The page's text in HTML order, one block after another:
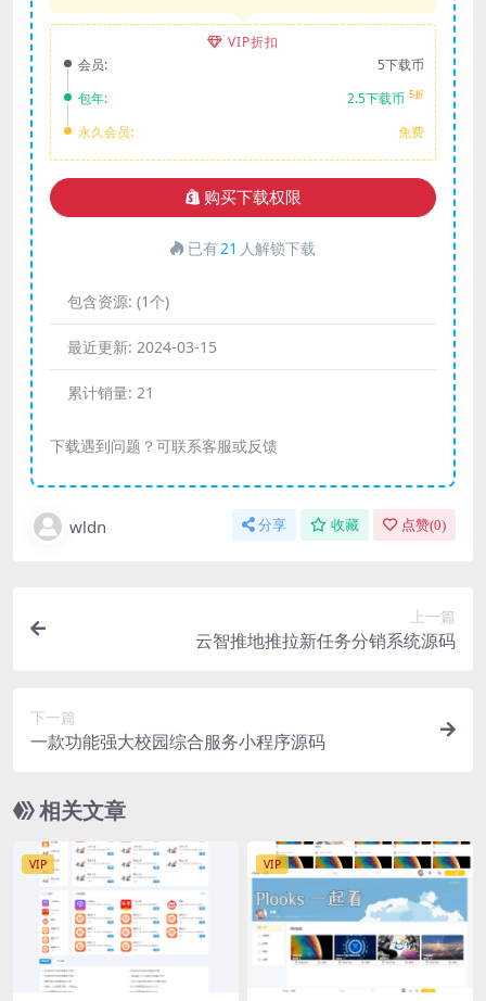
VIP折扣
会员:
5下载币
包年:
2.5下载币 5折
永久会员: 免费
购买下载权限
已有21 人解锁下载
包含资源: (1个)
最近更新: 2024-03-15
累计销量: 21
下载遇到问题？可联系客服或反馈
wldn 分享 收藏 点赞(0)
上一篇
云智推地推拉新任务分销系统源码
下一篇
一款功能强大校园综合服务小程序源码
相关文章
VIP VIP